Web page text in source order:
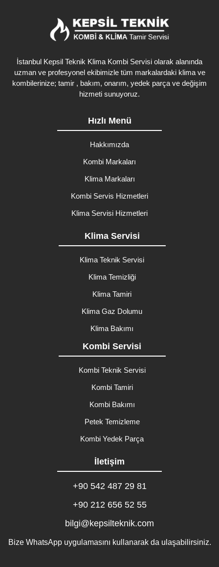
İstanbul Kepsil Teknik Klima Kombi Servisi olarak alanında
uzman ve profesyonel ekibimizle tüm markalardaki klima ve
kombilerinize; tamir , bakım, onarım, yedek parça ve değişim
hizmeti sunuyoruz.
Hızlı Menü
Hakkımızda
Kombi Markaları
Klima Markaları
Kombi Servis Hizmetleri
Klima Servisi Hizmetleri
Klima Servisi
Klima Teknik Servisi
Klima Temizliği
Klima Tamiri
Klima Gaz Dolumu
Klima Bakımı
Kombi Servisi
Kombi Teknik Servisi
Kombi Tamiri
Kombi Bakımı
Petek Temizleme
Kombi Yedek Parça
İletişim
+90 542 487 29 81
+90 212 656 52 55
bilgi@kepsilteknik.com
Bize WhatsApp uygulamasını kullanarak da ulaşabilirsiniz.